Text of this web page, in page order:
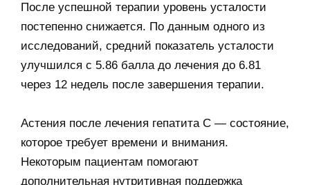
После успешной терапии уровень усталости
постепенно снижается. По данным одного из
исследований, средний показатель усталости
улучшился с 5.86 балла до лечения до 6.81
через 12 недель после завершения терапии.
Астения после лечения гепатита С — состояние,
которое требует времени и внимания.
Некоторым пациентам помогают
дополнительная нутритивная поддержка